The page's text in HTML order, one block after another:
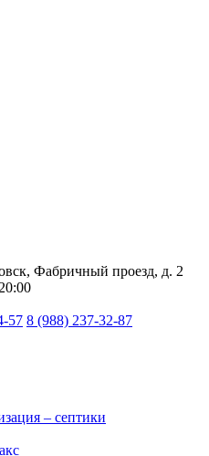
Фабричный проезд, д. 2
57 8 (988) 237-32-87
– септики